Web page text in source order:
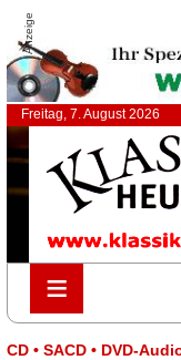
Anzeige
Freitag, 7. August 2026
≡
≡
CD • SACD • DVD-